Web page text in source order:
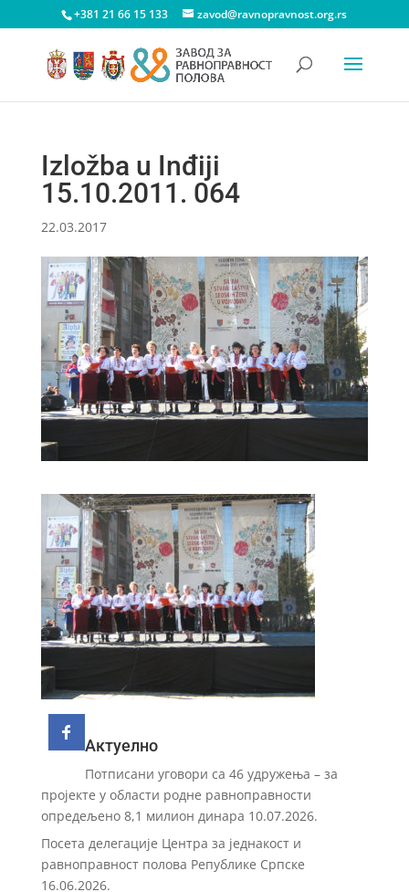
+381 21 66 15 133 zavod@ravnopravnost.org.rs
Izložba u Inđiji
15.10.2011. 064
22.03.2017
Актуелно
Потписани уговори са 46 удружења – за
пројекте у области родне равноправности
опредељено 8,1 милион динара 10.07.2026.
Посета делегације Центра за једнакост и
равноправност полова Републике Српске
16.06.2026.